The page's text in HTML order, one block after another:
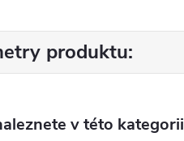
produktu:
v této kategorii